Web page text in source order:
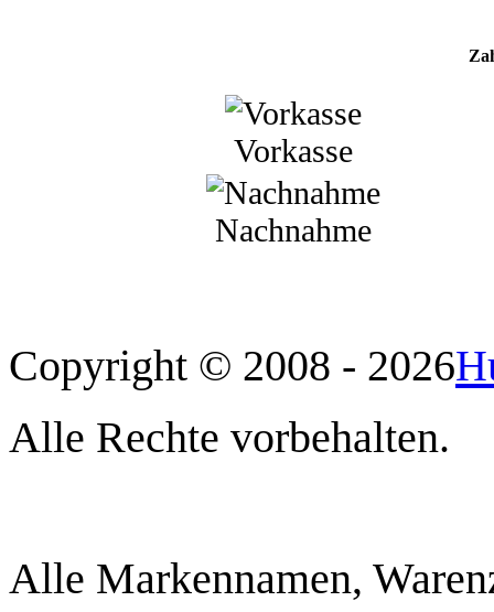
Vorkasse
Nachnahme
Copyright © 2008 - 2026
Alle Rechte vorbehalten.
Alle Markennamen,